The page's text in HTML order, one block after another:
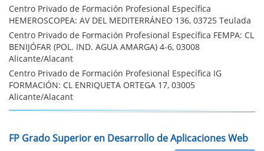
Centro Privado de Formación Profesional Específica
HEMEROSCOPEA: AV DEL MEDITERRÁNEO 136, 03725 Teulada
Centro Privado de Formación Profesional Específica FEMPA: CL
BENIJÓFAR (POL. IND. AGUA AMARGA) 4-6, 03008
Alicante/Alacant
Centro Privado de Formación Profesional Específica IG
FORMACIÓN: CL ENRIQUETA ORTEGA 17, 03005
Alicante/Alacant
FP Grado Superior en Desarrollo de Aplicaciones Web